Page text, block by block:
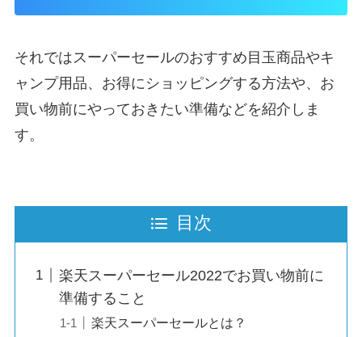
それではスーパーセールのおすすめ目玉商品やキ
ャンプ用品、お得にショッピングする方法や、お
買い物前にやっておきたい準備などを紹介しま
す。
目次
楽天スーパーセール2022でお買い物前に
準備すること
楽天スーパーセールとは？